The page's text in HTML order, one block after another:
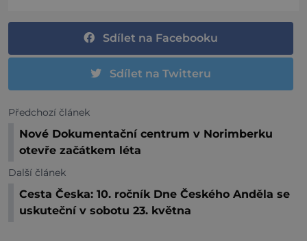
Sdílet na Facebooku
Sdílet na Twitteru
Předchozí článek
Nové Dokumentační centrum v Norimberku
otevře začátkem léta
Další článek
Cesta Česka: 10. ročník Dne Českého Anděla se
uskuteční v sobotu 23. května